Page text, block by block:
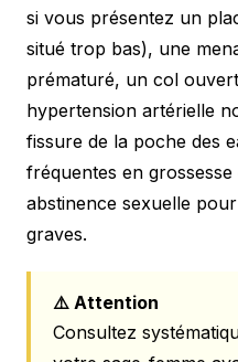
si vous présentez un
situé trop bas), une
prématuré, un col
hypertension artérielle
fissure de la poche des
fréquentes en
abstinence sexuelle
graves.
⚠️ Attention
Consultez